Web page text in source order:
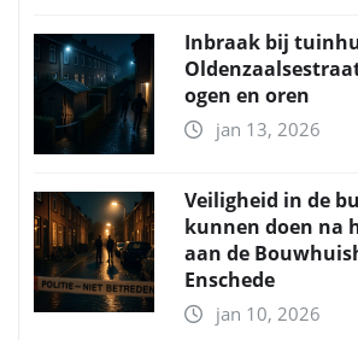
Inbraak bij
ogen en oren
jan 13, 2026
Veiligheid in de
kunnen doen na
aan de
Enschede
jan 10, 2026